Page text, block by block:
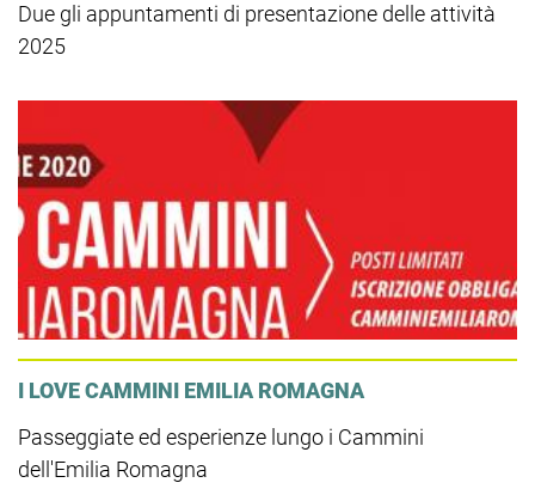
Due gli appuntamenti di presentazione delle attività
2025
I LOVE CAMMINI EMILIA ROMAGNA
Passeggiate ed esperienze lungo i Cammini
dell'Emilia Romagna